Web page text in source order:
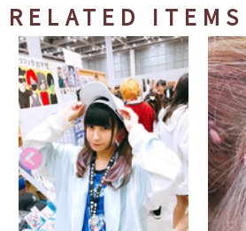
RELATED ITEMS